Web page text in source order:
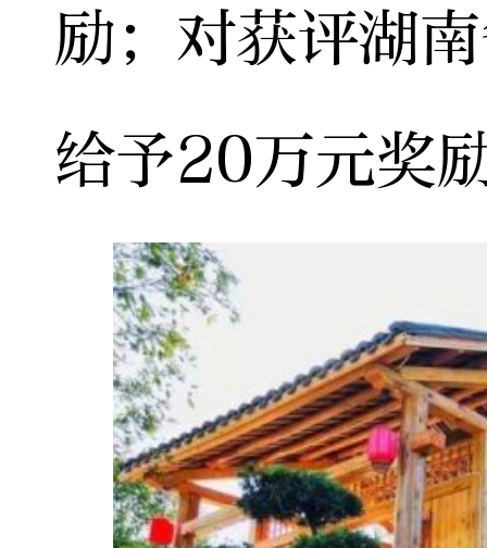
励；对获评湖
给予20万元奖